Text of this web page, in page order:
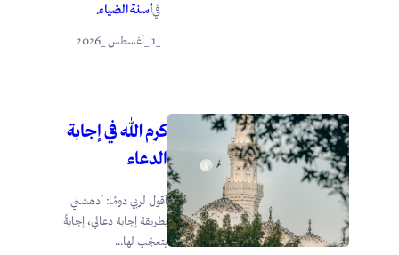
فيأسنة الضياء.
_1 _أغسطس _2026
كرم الله في إجابة
الدعاء
أقول لربي دومًا: أدهشني
بطريقة إجابة دعائي، إجابةً
يتعجّب لها...